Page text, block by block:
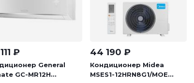
₽
General
GC-MR12H...
44 190 ₽
Кондиционер Midea
MSES1-12HRN8G1/MOE...